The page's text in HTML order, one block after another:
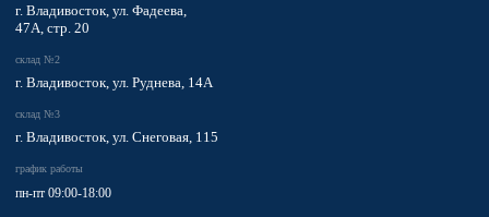
график работы
пн-пт 09:00-18:00
г. Владивосток, ул. Фадеева,
47А, стр. 20
склад №2
г. Владивосток, ул. Руднева, 14А
склад №3
г. Владивосток, ул. Снеговая, 115